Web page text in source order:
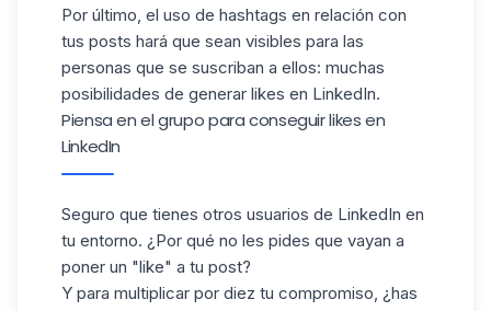
Por último, el uso de hashtags en relación con
tus posts hará que sean visibles para las
personas que se suscriban a ellos: muchas
posibilidades de generar likes en LinkedIn.
Piensa en el grupo para conseguir likes en
LinkedIn
Seguro que tienes otros usuarios de LinkedIn en
tu entorno. ¿Por qué no les pides que vayan a
poner un "like" a tu post?
Y para multiplicar por diez tu compromiso, ¿has